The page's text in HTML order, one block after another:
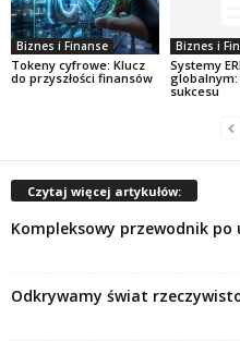
Biznes i Finanse
Tokeny cyfrowe: Klucz
do przyszłości finansów
Biznes i
Systemy
globalnym:
sukcesu
Czytaj więcej artykułów:
Kompleksowy przewodnik
Odkrywamy świat